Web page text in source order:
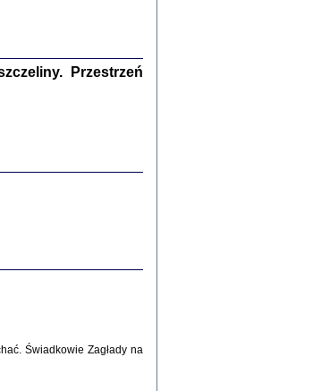
opatrzyłaMarta Janczewska
Przestrzeń
Świadkowie Zagłady na